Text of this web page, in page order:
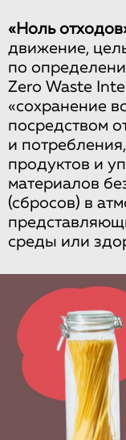
«Ноль
движение,
по
Zero Waste
«сохранение
посредством
и
продуктов и
материалов
(сбросов) в
среды или